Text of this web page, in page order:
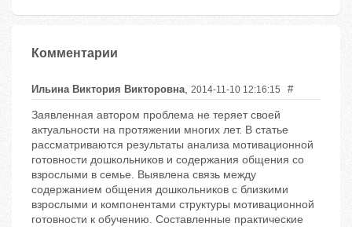
Комментарии
Ильина Виктория Викторовна, 2014-11-10 12:16:15 #
Заявленная автором проблема не теряет своей
актуальности на протяжении многих лет. В статье
рассматриваются результаты анализа мотивационной
готовности дошкольников и содержания общения со
взрослыми в семье. Выявлена связь между
содержанием общения дошкольников с близкими
взрослыми и компонентами структуры мотивационной
готовности к обучению. Составленные практические